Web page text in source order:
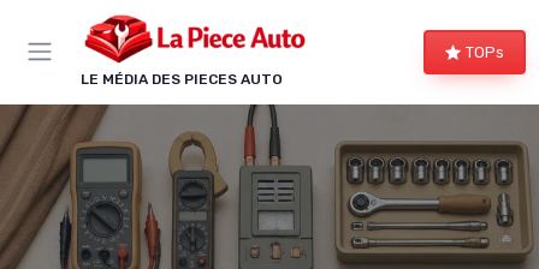
LE MÉDIA DES PIECES AUTO
TOPs
Panneau de gestion des cookies